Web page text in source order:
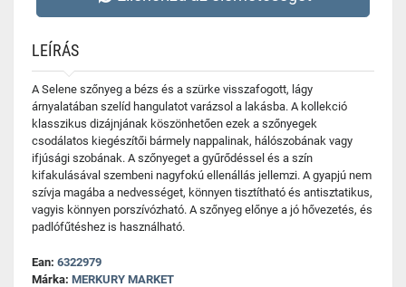
LEÍRÁS
A Selene szőnyeg a bézs és a szürke visszafogott, lágy
árnyalatában szelíd hangulatot varázsol a lakásba. A kollekció
klasszikus dizájnjának köszönhetően ezek a szőnyegek
csodálatos kiegészítői bármely nappalinak, hálószobának vagy
ifjúsági szobának. A szőnyeget a gyűrődéssel és a szín
kifakulásával szembeni nagyfokú ellenállás jellemzi. A gyapjú nem
szívja magába a nedvességet, könnyen tisztítható és antisztatikus,
vagyis könnyen porszívózható. A szőnyeg előnye a jó hővezetés, és
padlófűtéshez is használható.
Ean: 6322979
Márka: MERKURY MARKET